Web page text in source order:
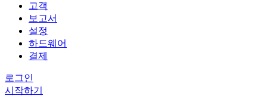
고객
보고서
설정
하드웨어
결제
로그인
시작하기